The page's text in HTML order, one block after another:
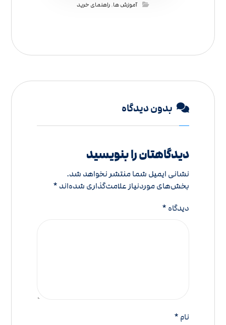
آموزش ها,راهنمای خرید
بدون دیدگاه
دیدگاهتان را بنویسید
نشانی ایمیل شما منتشر نخواهد شد.
بخش‌های موردنیاز علامت‌گذاری شده‌اند *
دیدگاه *
نام *